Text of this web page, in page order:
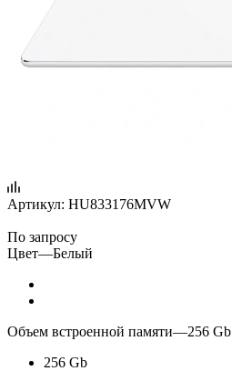
Артикул: HU833176MVW
По запросу
Цвет—Белый
Объем встроенной памяти—256 Gb
256 Gb